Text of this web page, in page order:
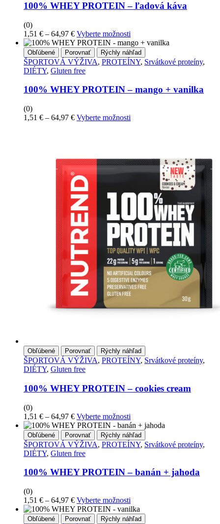
môžete
stránke
produktu
100% WHEY PROTEIN – ľadová káva
(0)
1,51 € – 64,97 €Price
range:
1,51 €
through
64,97 €
Vyberte možnosti
produkt
má
viacero
môžete
stránke
Obľúbené Porovnať Rýchly náhľad
ŠPORTOVÁ VÝŽIVA, PROTEÍNY, Srvátkové proteíny,
DIÉTY, Gluten free
100% WHEY PROTEIN – mango + vanilka
(0)
1,51 € – 64,97 €Price
Vyberte možnosti
Možnosti
na
produktu
Obľúbené Porovnať Rýchly náhľad
ŠPORTOVÁ VÝŽIVA, PROTEÍNY, Srvátkové proteíny,
DIÉTY, Gluten free
100% WHEY PROTEIN – cookies cream
(0)
1,51 € – 64,97 €Price
range:
1,51 €
through
64,97 €
Vyberte možnosti
produkt
má
viacero
môžete
stránke
produktu
Obľúbené Porovnať Rýchly náhľad
ŠPORTOVÁ VÝŽIVA, PROTEÍNY, Srvátkové proteíny,
DIÉTY, Gluten free
100% WHEY PROTEIN – banán + jahoda
(0)
1,51 € – 64,97 €Price
range:
1,51 €
Vyberte možnosti
produkt
má
Obľúbené Porovnať Rýchly náhľad